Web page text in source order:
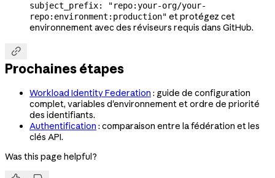
subject_prefix: "repo:your-org/your-
repo:environment:production" et protégez cet
environnement avec des réviseurs requis dans GitHub.

Prochaines étapes
Workload Identity Federation : guide de configuration
complet, variables d'environnement et ordre de priorité
des identifiants.
Authentification : comparaison entre la fédération et les
clés API.
Was this page helpful?